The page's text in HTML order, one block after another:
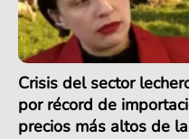
Crisis del sector
por récord de
precios más altos de